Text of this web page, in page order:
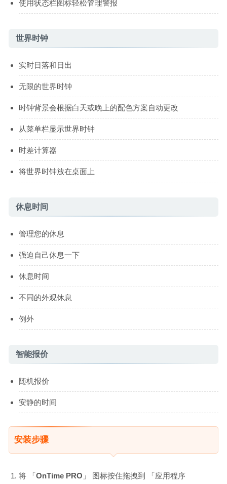
使用状态栏图标轻松管理警报
世界时钟
实时日落和日出
无限的世界时钟
时钟背景会根据白天或晚上的配色方案自动更改
从菜单栏显示世界时钟
时差计算器
将世界时钟放在桌面上
休息时间
管理您的休息
强迫自己休息一下
休息时间
不同的外观休息
例外
智能报价
随机报价
安静的时间
安装步骤
将 「OnTime PRO 」 图标按住拖拽到 「应用程序